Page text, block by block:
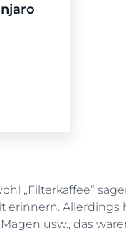
„Filterkaffee“
erinnern. Allerdings
usw., das